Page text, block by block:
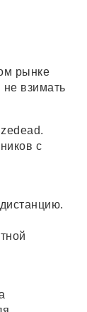
рынке
взимать
с